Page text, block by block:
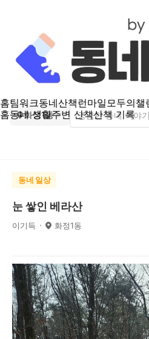
홈팀워크동네산책런마일모두의챌
홈동네 생활주변 산책산책 기록
화정1동
동네 일상
눈 쌓인 베라산
이기득 화정1동